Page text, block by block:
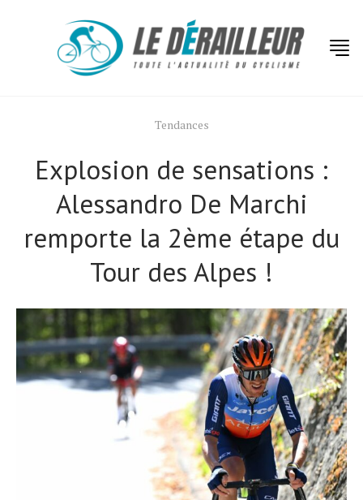
Tendances
Explosion de sensations :
Alessandro De Marchi
remporte la 2ème étape du
Tour des Alpes !